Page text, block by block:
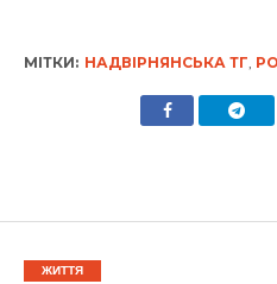
МІТКИ: НАДВІРНЯНСЬКА ТГ,
ЖИТТЯ